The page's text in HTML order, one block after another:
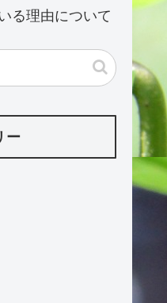
る理由について
ー